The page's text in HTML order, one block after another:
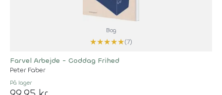
Bog
★★★★★(7)
Farvel Arbejde - Goddag Frihed
Peter Faber
På lager